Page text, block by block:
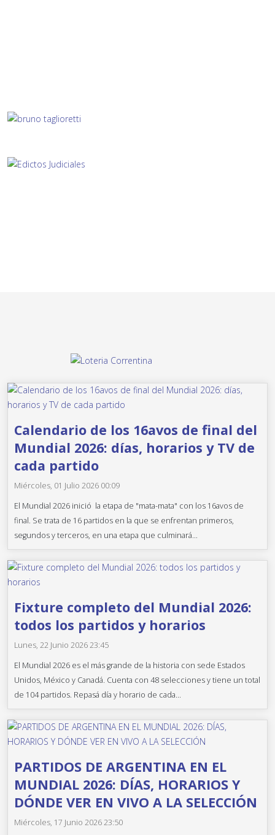
Calendario de los 16avos de final del
Mundial 2026: días, horarios y TV de
cada partido
Miércoles, 01 Julio 2026 00:09
El Mundial 2026 inició la etapa de "mata-mata" con los 16avos de
final. Se trata de 16 partidos en la que se enfrentan primeros,
segundos y terceros, en una etapa que culminará...
Fixture completo del Mundial 2026:
todos los partidos y horarios
Lunes, 22 Junio 2026 23:45
El Mundial 2026 es el más grande de la historia con sede Estados
Unidos, México y Canadá. Cuenta con 48 selecciones y tiene un total
de 104 partidos. Repasá día y horario de cada...
PARTIDOS DE ARGENTINA EN EL
MUNDIAL 2026: DÍAS, HORARIOS Y
DÓNDE VER EN VIVO A LA SELECCIÓN
Miércoles, 17 Junio 2026 23:50